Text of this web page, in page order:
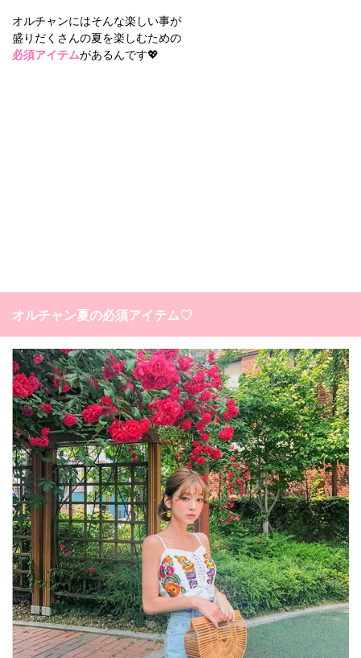
オルチャンにはそんな楽しい事が
盛りだくさんの夏を楽しむための
必須アイテムがあるんです💖
オルチャン夏の必須アイテム♡